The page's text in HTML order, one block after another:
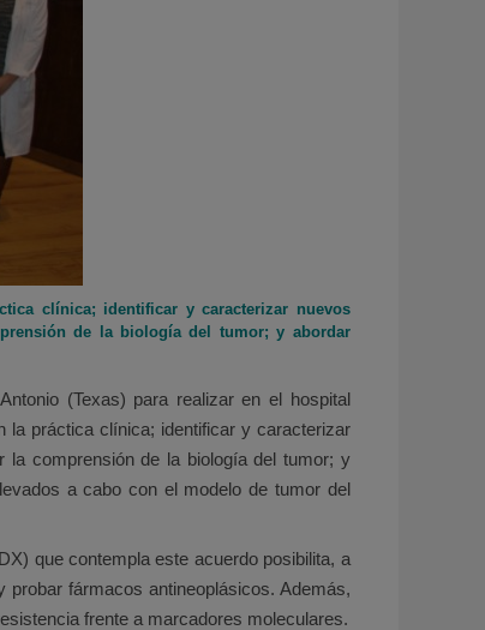
clínica; identificar y caracterizar nuevos
de la biología del tumor; y abordar
(Texas) para realizar en el hospital
la práctica clínica; identificar y caracterizar
la comprensión de la biología del tumor; y
a cabo con el modelo de tumor del
que contempla este acuerdo posibilita, a
fármacos antineoplásicos. Además,
frente a marcadores moleculares.